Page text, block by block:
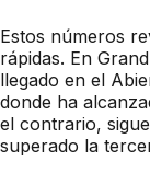
Estos números
rápidas. En
llegado en el
donde ha
el contrario,
superado la